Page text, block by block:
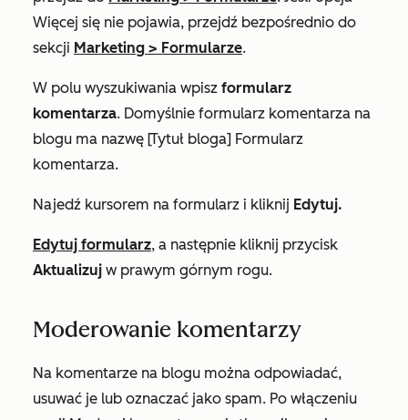
Więcej się nie pojawia, przejdź bezpośrednio do
sekcji Marketing > Formularze.
W polu wyszukiwania wpisz formularz
komentarza. Domyślnie formularz komentarza na
blogu ma nazwę [Tytuł bloga] Formularz
komentarza.
Najedź kursorem na formularz i kliknij Edytuj.
Edytuj formularz, a następnie kliknij przycisk
Aktualizuj w prawym górnym rogu.
Moderowanie komentarzy
Na komentarze na blogu można odpowiadać,
usuwać je lub oznaczać jako spam. Po włączeniu